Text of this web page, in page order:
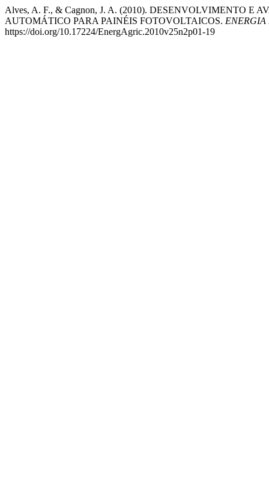
Alves, A. F., & Cagnon, J. A. (2010). DESENVOLVIMENTO E
AUTOMÁTICO PARA PAINÉIS FOTOVOLTAICOS.
https://doi.org/10.17224/EnergAgric.2010v25n2p01-19